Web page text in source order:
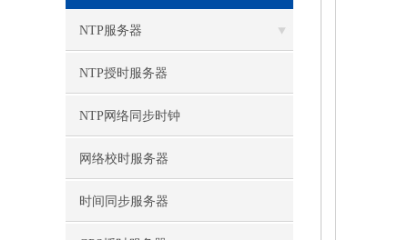
NTP服务器
NTP授时服务器
NTP网络同步时钟
网络校时服务器
时间同步服务器